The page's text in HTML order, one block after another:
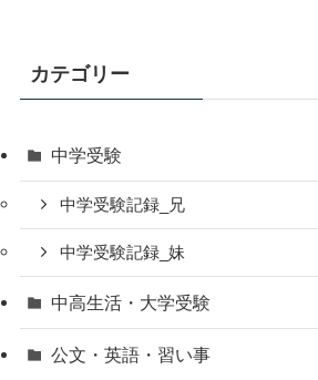
カテゴリー
中学受験
中学受験記録_兄
中学受験記録_妹
中高生活・大学受験
公文・英語・習い事